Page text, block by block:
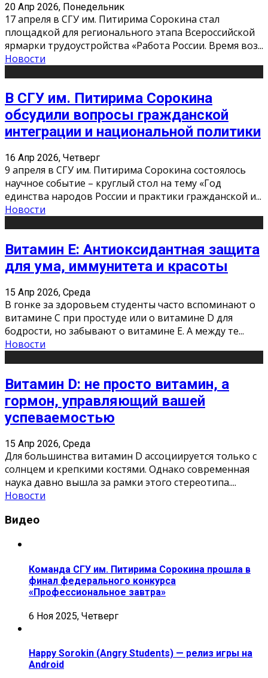
20 Апр 2026, Понедельник
17 апреля в СГУ им. Питирима Сорокина стал
площадкой для регионального этапа Всероссийской
ярмарки трудоустройства «Работа России. Время воз...
Новости
В СГУ им. Питирима Сорокина
обсудили вопросы гражданской
интеграции и национальной политики
16 Апр 2026, Четверг
9 апреля в СГУ им. Питирима Сорокина состоялось
научное событие – круглый стол на тему «Год
единства народов России и практики гражданской и...
Новости
Витамин Е: Антиоксидантная защита
для ума, иммунитета и красоты
15 Апр 2026, Среда
В гонке за здоровьем студенты часто вспоминают о
витамине С при простуде или о витамине D для
бодрости, но забывают о витамине Е. А между те...
Новости
Витамин D: не просто витамин, а
гормон, управляющий вашей
успеваемостью
15 Апр 2026, Среда
Для большинства витамин D ассоциируется только с
солнцем и крепкими костями. Однако современная
наука давно вышла за рамки этого стереотипа....
Новости
Видео
Команда СГУ им. Питирима Сорокина прошла в
финал федерального конкурса
«Профессиональное завтра»
6 Ноя 2025, Четверг
Happy Sorokin (Angry Students) — релиз игры на
Android